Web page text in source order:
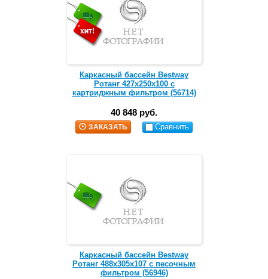
Каркасный бассейн Bestway
Ротанг 427х250х100 с
картриджным фильтром (56714)
40 848 руб.
ЗАКАЗАТЬ Сравнить
Каркасный бассейн Bestway
Ротанг 488х305х107 с песочным
фильтром (56946)